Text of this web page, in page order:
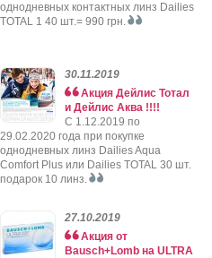
однодневных контактных линз Dailies
TOTAL 1 40 шт.= 990 грн.
30.11.2019
Акция Дейлис Тотал
и Дейлис Аква !!!!
C 1.12.2019 по
29.02.2020 года при покупке
однодневных линз Dailies Aqua
Comfort Plus или Dailies TOTAL 30 шт.
подарок 10 линз.
27.10.2019
Акция от
Bausch+Lomb на ULTRA